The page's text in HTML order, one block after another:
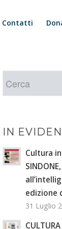
Contatti
IN
Cultura
edizione
31 Luglio